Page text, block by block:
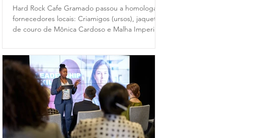
Hard Rock Cafe Gramado passou a homologar
fornecedores locais: Criamigos (ursos), jaquetas
de couro de Mônica Cardoso e Malha Imperial